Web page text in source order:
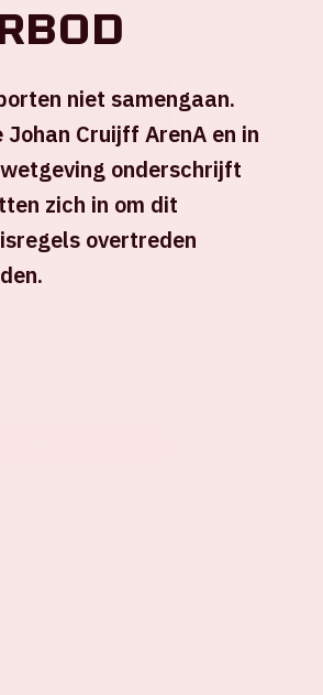
05
MINUTEN
32
SECONDEN
niet samengaan.
Cruijff ArenA en in
onderschrijft
zich in om dit
overtreden